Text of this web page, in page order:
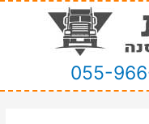
055-